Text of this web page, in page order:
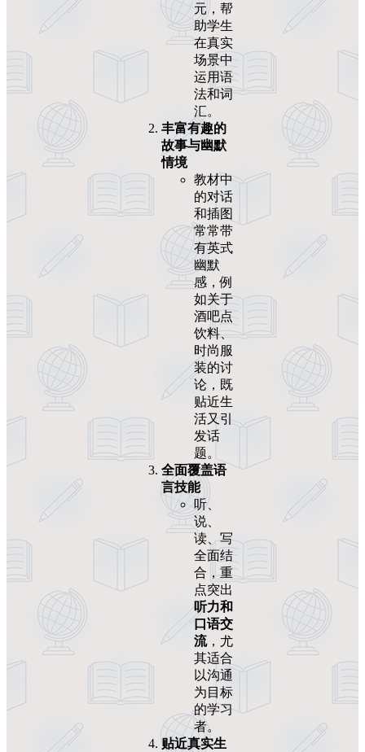
元，帮
助学生
在真实
场景中
运用语
法和词
汇。
丰富有趣的
故事与幽默
情境
教材中
的对话
和插图
常常带
有英式
幽默
感，例
如关于
酒吧点
饮料、
时尚服
装的讨
论，既
贴近生
活又引
发话
题。
全面覆盖语
言技能
听、
说、
读、写
全面结
合，重
点突出
听力和
口语交
流，尤
其适合
以沟通
为目标
的学习
者。
贴近真实生